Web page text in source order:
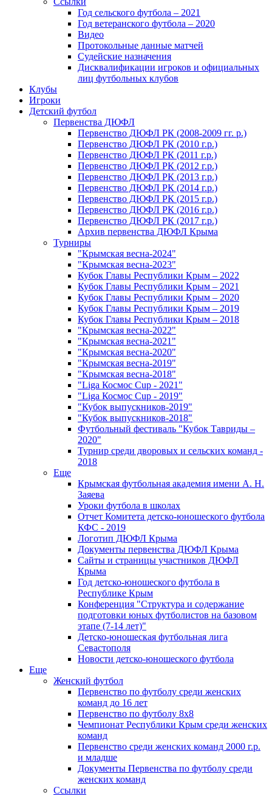
Год сельского футбола – 2021
Год ветеранского футбола – 2020
Видео
Протокольные данные матчей
Судейские назначения
Дисквалификации игроков и официальных
лиц футбольных клубов
Клубы
Игроки
Детский футбол
Первенства ДЮФЛ
Первенство ДЮФЛ РК (2008-2009 гг. р.)
Первенство ДЮФЛ РК (2010 г.р.)
Первенство ДЮФЛ РК (2011 г.р.)
Первенство ДЮФЛ РК (2012 г.р.)
Первенство ДЮФЛ РК (2013 г.р.)
Первенство ДЮФЛ РК (2014 г.р.)
Первенство ДЮФЛ РК (2015 г.р.)
Первенство ДЮФЛ РК (2016 г.р.)
Первенство ДЮФЛ РК (2017 г.р.)
Архив первенства ДЮФЛ Крыма
Турниры
"Крымская весна-2024"
"Крымская весна-2023"
Кубок Главы Республики Крым – 2022
Кубок Главы Республики Крым – 2021
Кубок Главы Республики Крым – 2020
Кубок Главы Республики Крым – 2019
Кубок Главы Республики Крым – 2018
"Крымская весна-2022"
"Крымская весна-2021"
"Крымская весна-2020"
"Крымская весна-2019"
"Крымская весна-2018"
"Liga Космос Cup - 2021"
"Liga Космос Cup - 2019"
"Кубок выпускников-2019"
"Кубок выпускников-2018"
Футбольный фестиваль "Кубок Тавриды –
2020"
Турнир среди дворовых и сельских команд -
2018
Еще
Крымская футбольная академия имени А. Н.
Заяева
Уроки футбола в школах
Отчет Комитета детско-юношеского футбола
КФС - 2019
Логотип ДЮФЛ Крыма
Документы первенства ДЮФЛ Крыма
Сайты и страницы участников ДЮФЛ
Крыма
Год детско-юношеского футбола в
Республике Крым
Конференция "Структура и содержание
подготовки юных футболистов на базовом
этапе (7-14 лет)"
Детско-юношеская футбольная лига
Севастополя
Новости детско-юношеского футбола
Еще
Женский футбол
Первенство по футболу среди женских
команд до 16 лет
Первенство по футболу 8х8
Чемпионат Республики Крым среди женских
команд
Первенство среди женских команд 2000 г.р.
и младше
Документы Первенства по футболу среди
женских команд
Ссылки